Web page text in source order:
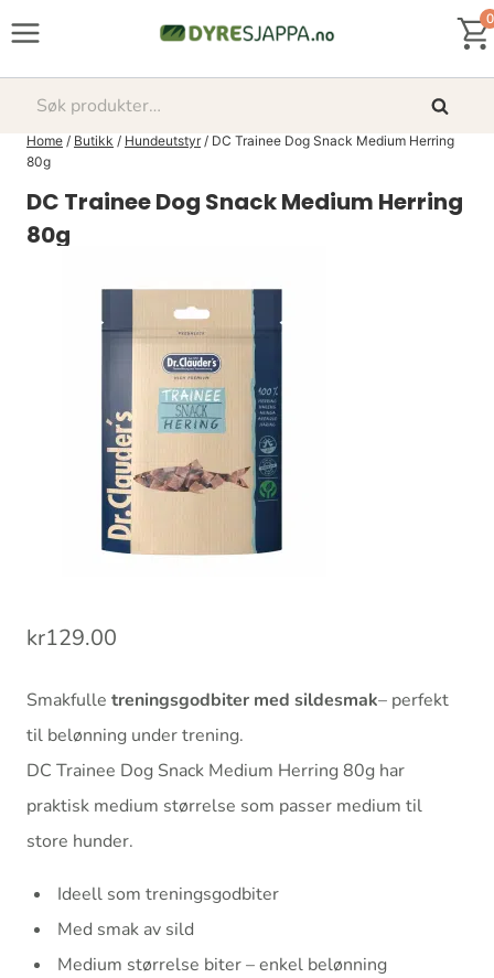
0
Søk
etter:
Søk
Home / Butikk / Hundeutstyr / DC Trainee Dog Snack Medium Herring
80g
DC Trainee Dog Snack Medium Herring
80g
kr129.00
Smakfulle treningsgodbiter med sildesmak– perfekt
til belønning under trening.
DC Trainee Dog Snack Medium Herring 80g har
praktisk medium størrelse som passer medium til
store hunder.
Ideell som treningsgodbiter
Med smak av sild
Medium størrelse biter – enkel belønning